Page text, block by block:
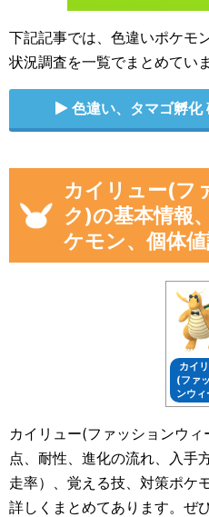
下記記事では、色違いポケモ
状況調査を一覧でまとめていま
色違い、タマゴ孵化
カイリュー(フ
ク)の基本情報
ケモン、個体
カイ
(ファ
ンウ
カイリュー(ファッションウ
点、耐性、進化の流れ、入手
走率）、覚える技、対策ポケ
詳しくまとめてあります。ぜ